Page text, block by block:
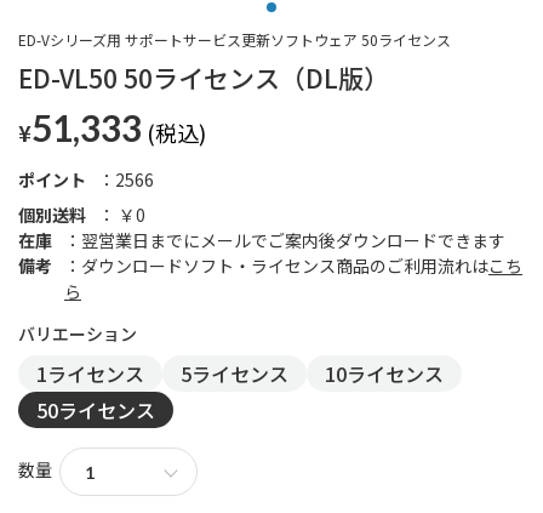
ED-VL50 50ライセンス（DL版）
ED-Vシリーズ用 サポートサービス更新ソフトウェア 50ライセンス
¥51,333
ポイント
2566
個別送料
￥0
在庫
翌営業日までにメールでご案内後ダウンロードできます
備考
ダウンロードソフト・ライセンス商品のご利用流れはこち
ら
1ライセンス 5ライセンス
10ライセンス
50ライセンス
数量